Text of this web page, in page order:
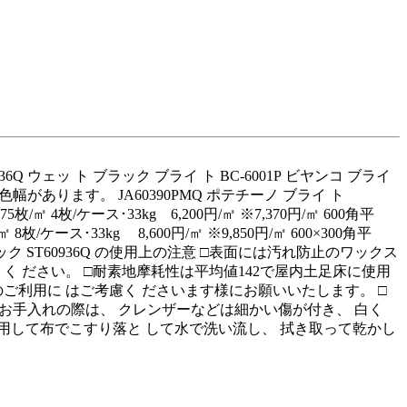
ウェッ ト ブラック ブライ ト BC‑6001P ビヤンコ ブライ
幅があります。 JA60390PMQ ポテチーノ ブライ ト
枚/㎡ 4枚/ケース･33kg 6,200円/㎡ ※7,370円/㎡ 600角平
㎡ 8枚/ケース･33kg 8,600円/㎡ ※9,850円/㎡ 600×300角平
ク ST60936Q の使用上の注意 □表面には汚れ防止のワックス
ださい。 □耐素地摩耗性は平均値142で屋内土足床に使用
利用に はご考慮く ださいます様にお願いいたします。 □
入れの際は、 クレンザーなどは細かい傷が付き、 白く
て布でこすり落と して水で洗い流し、 拭き取って乾かし